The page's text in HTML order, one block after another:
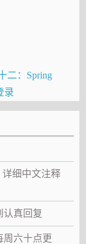
二：Spring
录
详细中文注释
认真回复
周六十点更